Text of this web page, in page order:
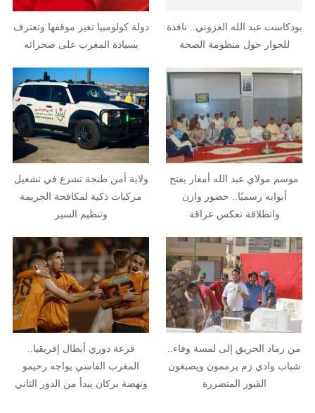
بودكاست عبد الله الغزوني.. نافذة
للحوار حول منظومة الصحة
دولة كولومبيا تغير موقفها وتعترف
بسيادة المغرب على صحرائه
موسم مولاي عبد الله أمغار يفتح
أبوابه رسميًا.. حضور وازن
وانطلاقة تعكس عراقة
ولاية أمن طنجة تشرع في تشغيل
مركبات ذكية لمكافحة الجريمة
وتنظيم السير
من رماد الحريق إلى لمسة وفاء..
شباب وادي زم يرممون ويصبغون
القبور المتضررة
قرعة دوري أبطال إفريقيا..
المغرب الفاسي يواجه رحيمو
ونهضة بركان يبدأ من الدور الثاني